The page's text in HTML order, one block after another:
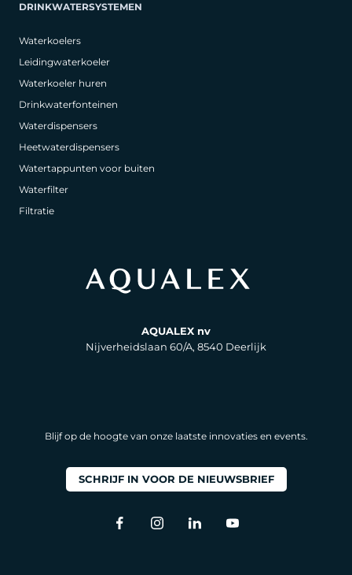
DRINKWATERSYSTEMEN
Waterkoelers
Leidingwaterkoeler
Waterkoeler huren
Drinkwaterfonteinen
Waterdispensers
Heetwaterdispensers
Watertappunten voor buiten
Waterfilter
Filtratie
AQUALEX nv
Nijverheidslaan 60/A, 8540 Deerlijk
Blijf op de hoogte van onze laatste innovaties en events.
SCHRIJF IN VOOR DE NIEUWSBRIEF